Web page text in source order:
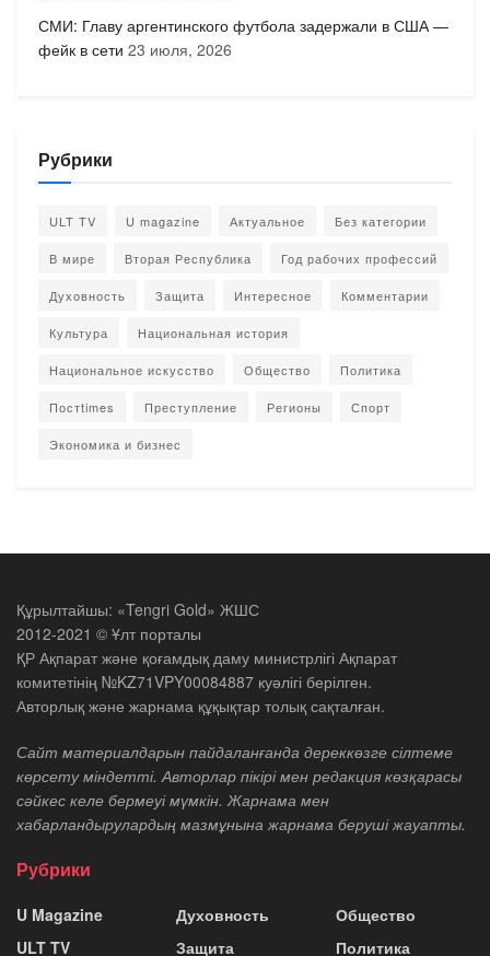
СМИ: Главу аргентинского футбола задержали в США —
фейк в сети 23 июля, 2026
Рубрики
ULT TV U magazine Актуальное Без категории
В мире Вторая Республика Год рабочих профессий
Духовность Защита Интересное Комментарии
Культура Национальная история
Национальное искусство Общество Политика
Постtimes Преступление Регионы Спорт
Экономика и бизнес
Құрылтайшы: «Tengri Gold» ЖШС
2012-2021 © Ұлт порталы
ҚР Ақпарат және қоғамдық даму министрлігі Ақпарат
комитетінің №KZ71VPY00084887 куәлігі берілген.
Авторлық және жарнама құқықтар толық сақталған.
Сайт материалдарын пайдаланғанда дереккөзге сілтеме
көрсету міндетті. Авторлар пікірі мен редакция көзқарасы
сәйкес келе бермеуі мүмкін. Жарнама мен
хабарландырулардың мазмұнына жарнама беруші жауапты.
Рубрики
U Magazine
ULT TV
Духовность
Защита
Общество
Политика